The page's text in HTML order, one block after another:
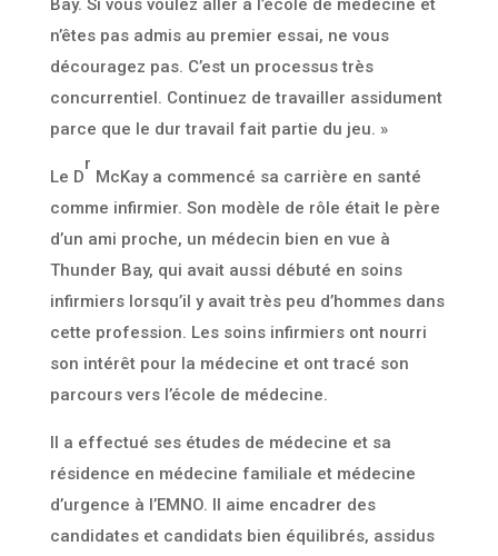
Bay. Si vous voulez aller à l’école de médecine et
n’êtes pas admis au premier essai, ne vous
découragez pas. C’est un processus très
concurrentiel. Continuez de travailler assidument
parce que le dur travail fait partie du jeu. »
Le D
r
McKay a commencé sa carrière en santé
comme infirmier. Son modèle de rôle était le père
d’un ami proche, un médecin bien en vue à
Thunder Bay, qui avait aussi débuté en soins
infirmiers lorsqu’il y avait très peu d’hommes dans
cette profession. Les soins infirmiers ont nourri
son intérêt pour la médecine et ont tracé son
parcours vers l’école de médecine.
Il a effectué ses études de médecine et sa
résidence en médecine familiale et médecine
d’urgence à l’EMNO. Il aime encadrer des
candidates et candidats bien équilibrés, assidus